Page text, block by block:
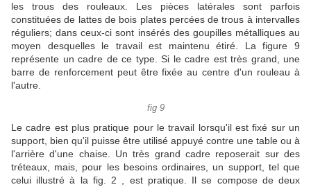
les trous des rouleaux.
Les pièces latérales sont parfois
constituées de lattes de bois plates percées de trous à intervalles
réguliers; dans ceux-ci sont insérés des goupilles métalliques au
moyen desquelles le travail est maintenu étiré.
La figure 9
représente un cadre de ce type. Si le cadre est très grand, une
barre de renforcement peut être fixée au centre d'un rouleau à
l'autre.
fig 9
Le cadre est plus pratique pour le travail lorsqu'il est fixé sur un
support, bien qu'il puisse être utilisé appuyé contre une table ou à
l'arrière d'une chaise.
Un très grand cadre reposerait sur des
tréteaux, mais, pour les besoins ordinaires, un support, tel que
celui illustré à la fig.
2 , est pratique.
Il se compose de deux